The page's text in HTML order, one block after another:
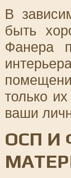
В
быть
Фанера
только
ваши
ОСП И